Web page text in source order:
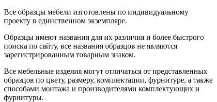
Все образцы мебели изготовлены по индивидуальному
проекту в единственном экземпляре.
Образцы имеют названия для их различия и более быстрого
поиска по сайту, все названия образцов не являются
зарегистрированным товарным знаком.
Все мебельные изделия могут отличаться от представленных
образцов по цвету, размеру, комплектации, фурнитуре, а также
способами монтажа и производителями комплектующих и
фурнитуры.